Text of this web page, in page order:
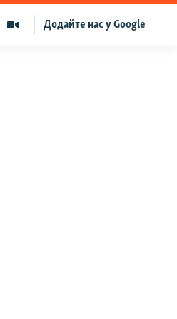
Додайте нас у Google